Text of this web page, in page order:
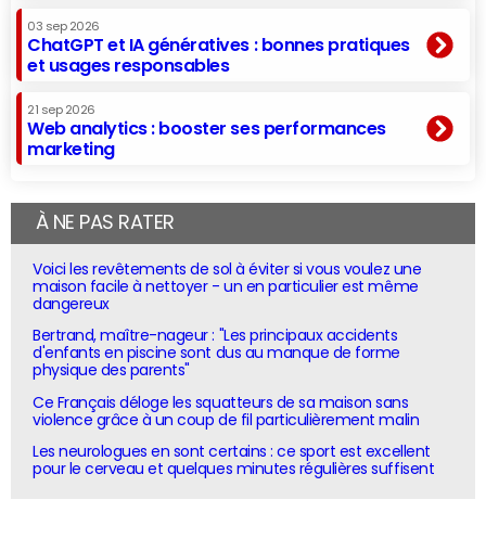
03 sep 2026
ChatGPT et IA génératives : bonnes pratiques
et usages responsables
21 sep 2026
Web analytics : booster ses performances
marketing
À NE PAS RATER
Voici les revêtements de sol à éviter si vous voulez une
maison facile à nettoyer - un en particulier est même
dangereux
Bertrand, maître-nageur : "Les principaux accidents
d'enfants en piscine sont dus au manque de forme
physique des parents"
Ce Français déloge les squatteurs de sa maison sans
violence grâce à un coup de fil particulièrement malin
Les neurologues en sont certains : ce sport est excellent
pour le cerveau et quelques minutes régulières suffisent